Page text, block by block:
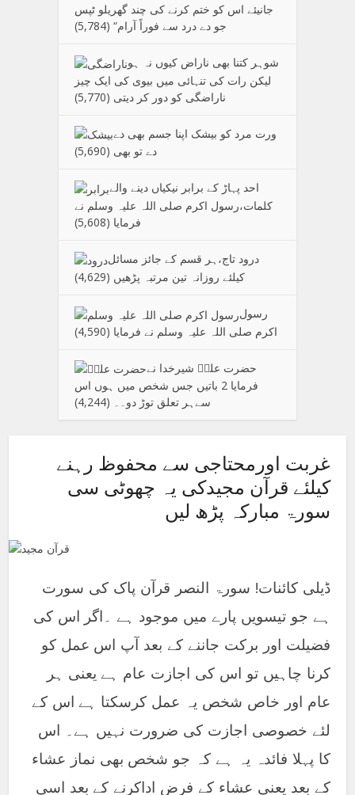
جانیئے اس کو ختم کرنے کی چند گھریلو ٹپس
جو دے درد سے فوراً آرام“ (5,784)
شوہر کتنا بھی ناراض کیوں نہ ہو
لیکن رات کی تنہائی میں بیوی کی ایک چیز
ناراضگی کو دور کر دیتی (5,770)
ورت مرد کو بیشک اپنا جسم بھی دے
دے تو بھی (5,690)
احد پہاڑ کے برابر نیکیاں دینے والے
کلمات،رسول اکرم صلی اللہ علیہ وسلم نے
فرمایا (5,608)
درود تاج،ہر قسم کے جائز مسائل
کیلئے روزانہ تین مرتبہ پڑھیں (4,629)
رسول
اکرم صلی اللہ علیہ وسلم نے فرمایا (4,590)
حضرت علیؑ شیرخدا نے
فرمایا 2 باتیں جس شخص میں ہوں اس
سےہر تعلق توڑ دو۔۔ (4,244)
غربت اورمحتاجی سے محفوظ رہنے
کیلئے قرآن مجیدکی یہ چھوٹی سی
سورۃ مبارکہ پڑھ لیں
ڈیلی کائنات! سورۃ النصر قرآن پاک کی سورت
ہے جو تیسویں پارے میں موجود ہے ۔اگر اس کی
فضیلت اور برکت جاننے کے بعد آپ اس عمل کو
کرنا چاہیں تو اس کی اجازت عام ہے یعنی ہر
عام اور خاص شخص یہ عمل کرسکتا ہے اس کے
لئے خصوصی اجازت کی ضرورت نہیں ہے۔ اس
کا پہلا فائدہ یہ ہے کہ جو شخص بھی نماز عشاء
کے بعد یعنی عشاء کے فرض اداکرنے کے بعد اسی